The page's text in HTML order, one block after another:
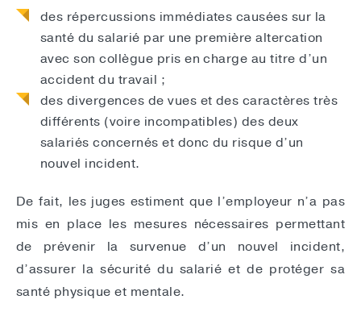
des répercussions immédiates causées sur la
santé du salarié par une première altercation
avec son collègue pris en charge au titre d’un
accident du travail ;
des divergences de vues et des caractères très
différents (voire incompatibles) des deux
salariés concernés et donc du risque d’un
nouvel incident.
De fait, les juges estiment que l’employeur n’a pas
mis en place les mesures nécessaires permettant
de prévenir la survenue d’un nouvel incident,
d’assurer la sécurité du salarié et de protéger sa
santé physique et mentale.